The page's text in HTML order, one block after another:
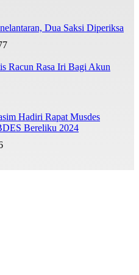
Dua Saksi Diperiksa
Racun Rasa Iri Bagi Akun
Hadiri Rapat Musdes
Bereliku 2024